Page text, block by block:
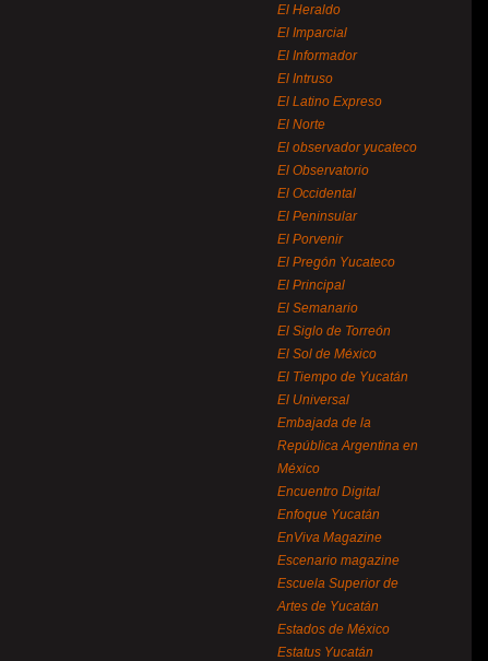
El Heraldo
El Imparcial
El Informador
El Intruso
El Latino Expreso
El Norte
El observador yucateco
El Observatorio
El Occidental
El Peninsular
El Porvenir
El Pregón Yucateco
El Principal
El Semanario
El Siglo de Torreón
El Sol de México
El Tiempo de Yucatán
El Universal
Embajada de la
República Argentina en
México
Encuentro Digital
Enfoque Yucatán
EnViva Magazine
Escenario magazine
Escuela Superior de
Artes de Yucatán
Estados de México
Estatus Yucatán